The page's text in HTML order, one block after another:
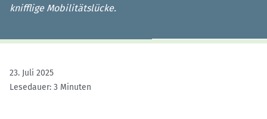
knifflige Mobilitätslücke.
23. Juli 2025
Lesedauer: 3 Minuten